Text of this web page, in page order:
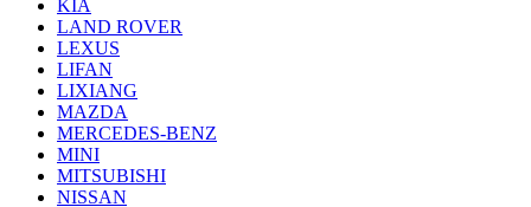
KIA
LAND ROVER
LEXUS
LIFAN
LIXIANG
MAZDA
MERCEDES-BENZ
MINI
MITSUBISHI
NISSAN